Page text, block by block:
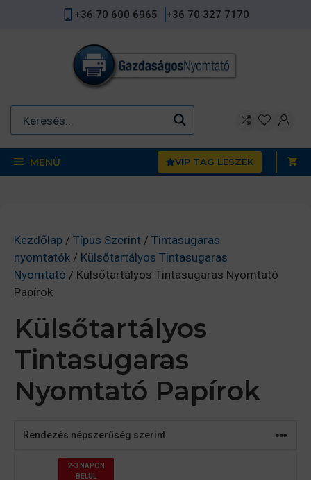
+36 70 600 6965 +36 70 327 7170
MENÜ VIP TAG LESZEK
Kezdőlap / Típus Szerint / Tintasugaras
nyomtatók / Külsőtartályos Tintasugaras
Nyomtató / Külsőtartályos Tintasugaras Nyomtató
Papírok
Külsőtartályos
Tintasugaras
Nyomtató Papírok
2-3 NAPON
BELÜL